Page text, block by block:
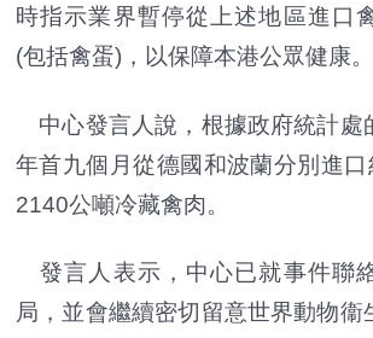
時指示業界暫停從上述地區進口
(包括禽蛋)，以保障本港公眾健康。
中心發言人說，根據政府統計處
年首九個月從德國和波蘭分別進
2140公噸冷藏禽肉。
發言人表示，中心已就事件聯
局，並會繼續密切留意世界動物衞